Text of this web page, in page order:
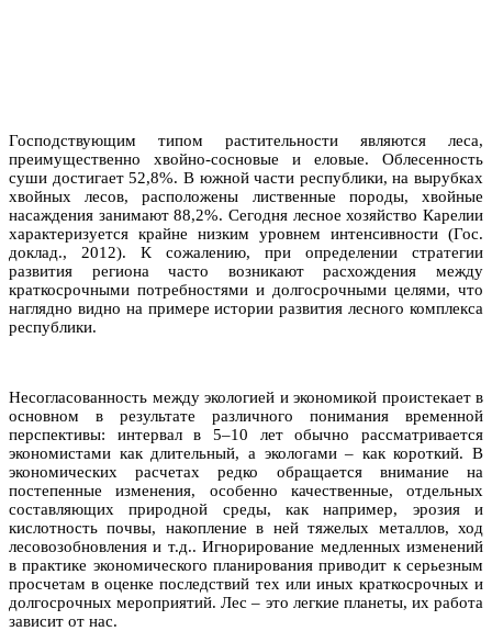
Господствующим типом растительности являются леса,
преимущественно хвойно-сосновые и еловые. Облесенность
суши достигает 52,8%. В южной части республики, на вырубках
хвойных лесов, расположены лиственные породы, хвойные
насаждения занимают 88,2%. Сегодня лесное хозяйство Карелии
характеризуется крайне низким уровнем интенсивности (Гос.
доклад., 2012). К сожалению, при определении стратегии
развития региона часто возникают расхождения между
краткосрочными потребностями и долгосрочными целями, что
наглядно видно на примере истории развития лесного комплекса
республики.
Несогласованность между экологией и экономикой проистекает в
основном в результате различного понимания временной
перспективы: интервал в 5–10 лет обычно рассматривается
экономистами как длительный, а экологами – как короткий. В
экономических расчетах редко обращается внимание на
постепенные изменения, особенно качественные, отдельных
составляющих природной среды, как например, эрозия и
кислотность почвы, накопление в ней тяжелых металлов, ход
лесовозобновления и т.д.. Игнорирование медленных изменений
в практике экономического планирования приводит к серьезным
просчетам в оценке последствий тех или иных краткосрочных и
долгосрочных мероприятий. Лес – это легкие планеты, их работа
зависит от нас.